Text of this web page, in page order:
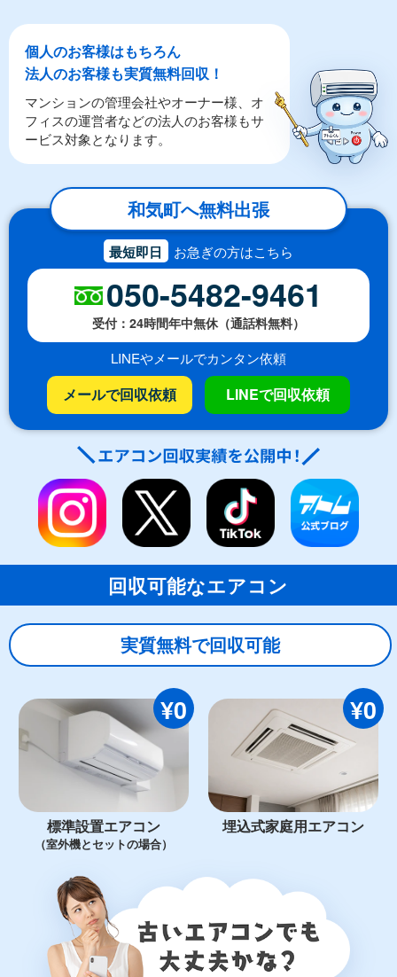
個人のお客様はもちろん
法人のお客様も実質無料回収！
マンションの管理会社やオーナー様、オ
フィスの運営者などの法人のお客様もサ
ービス対象となります。
和気町へ無料出張
最短即日 お急ぎの方はこちら
050-5482-9461
受付：24時間年中無休（通話料無料）
LINEやメールでカンタン依頼
メールで回収依頼 LINEで回収依頼
回収可能なエアコン
実質無料で回収可能
¥0
標準設置エアコン
（室外機とセットの場合）
¥0
埋込式家庭用エアコン